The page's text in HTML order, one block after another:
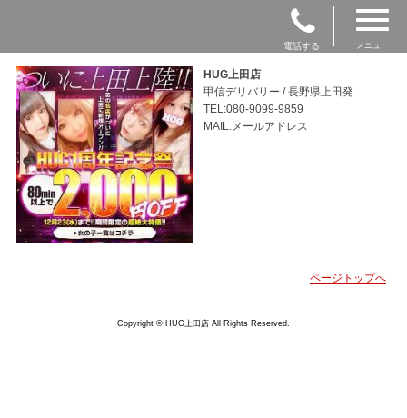
電話する メニュー
HUG上田店
甲信デリバリー / 長野県上田発
TEL:080-9099-9859
MAIL:メールアドレス
ページトップへ
Copyright © HUG上田店 All Rights Reserved.